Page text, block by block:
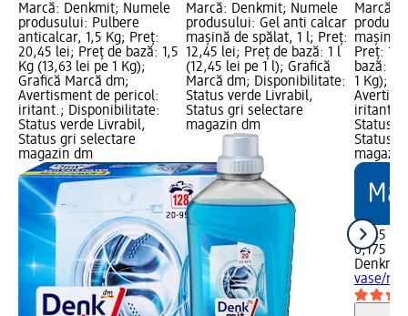
Marcă: Denkmit; Numele
produsului: Pulbere
anticalcar, 1,5 Kg; Preț:
20,45 lei; Preț de bază: 1,5
Kg (13,63 lei pe 1 Kg);
Grafică Marcă dm;
Avertisment de pericol:
iritant.; Disponibilitate:
Status verde Livrabil,
Status gri selectare
magazin dm
Marcă: Denkmit; Numele
produsului: Gel anti calcar
mașină de spălat, 1 l; Preț:
12,45 lei; Preț de bază: 1 l
(12,45 lei pe 1 l); Grafică
Marcă dm; Disponibilitate:
Status verde Livrabil,
Status gri selectare
magazin dm
Marcă:
mașină
Preț:
bază:
1 Kg);
iritant.;
Status
Status
10,45 lei
0,175
Denkmit
vase/